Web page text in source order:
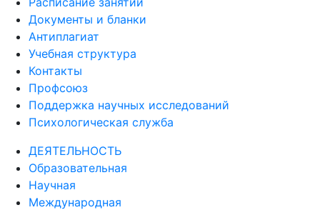
Документы и бланки
Антиплагиат
Учебная структура
Контакты
Профсоюз
Поддержка научных исследований
Психологическая служба
ДЕЯТЕЛЬНОСТЬ
Образовательная
Научная
Международная